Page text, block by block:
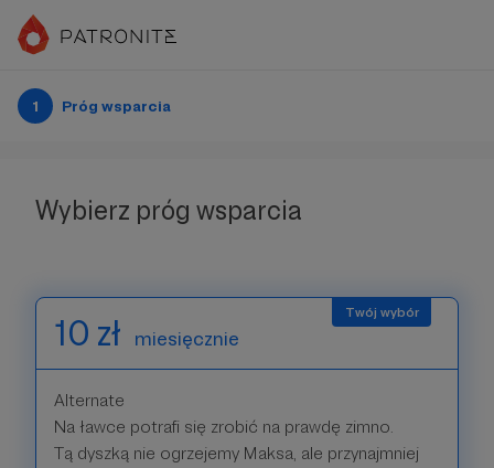
1 Próg wsparcia
Wybierz próg wsparcia
10 zł miesięcznie
Alternate
Na ławce potrafi się zrobić na prawdę zimno.
Tą dyszką nie ogrzejemy Maksa, ale przynajmniej